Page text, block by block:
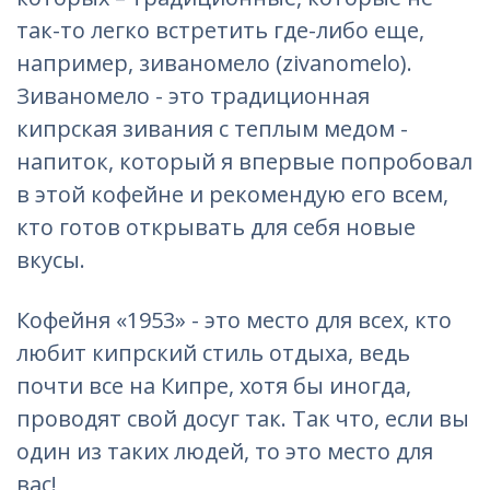
так-то легко встретить где-либо еще,
например, зиваномело (zivanomelo).
Зиваномело - это традиционная
кипрская зивания с теплым медом -
напиток, который я впервые попробовал
в этой кофейне и рекомендую его всем,
кто готов открывать для себя новые
вкусы.
Кофейня «1953» - это место для всех, кто
любит кипрский стиль отдыха, ведь
почти все на Кипре, хотя бы иногда,
проводят свой досуг так. Так что, если вы
один из таких людей, то это место для
вас!